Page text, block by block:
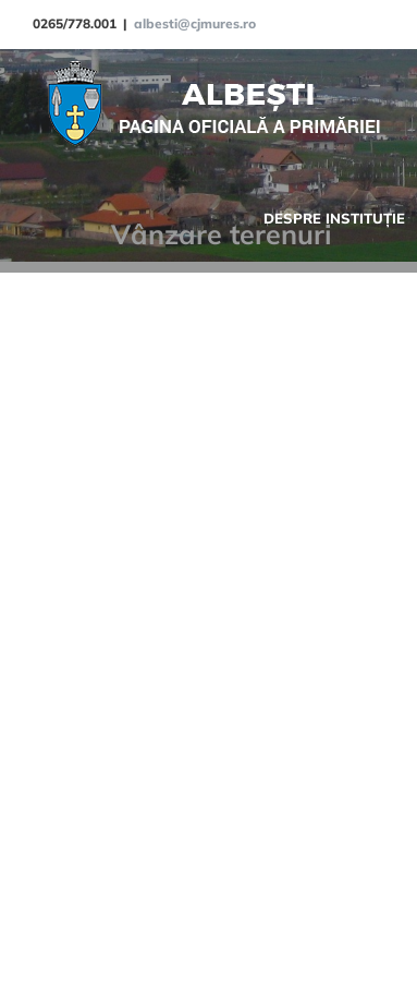
Skip
to
content
0265/778.001 | albesti@cjmures.ro
DESPRE INSTITUȚIE
Vânzare terenuri